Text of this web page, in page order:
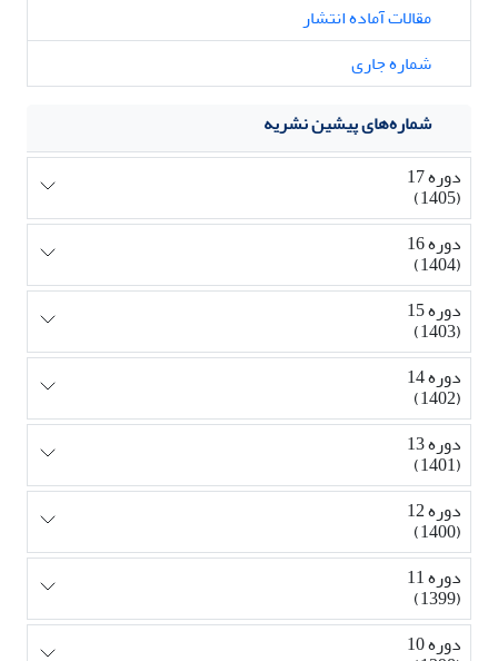
مقالات آماده انتشار
شماره جاری
شماره‌های پیشین نشریه
دوره 17
(1405)
دوره 16
(1404)
دوره 15
(1403)
دوره 14
(1402)
دوره 13
(1401)
دوره 12
(1400)
دوره 11
(1399)
دوره 10